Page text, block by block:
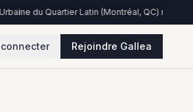
du Quartier Latin (Montréal, QC) rejoint le
connecter Rejoindre Gallea